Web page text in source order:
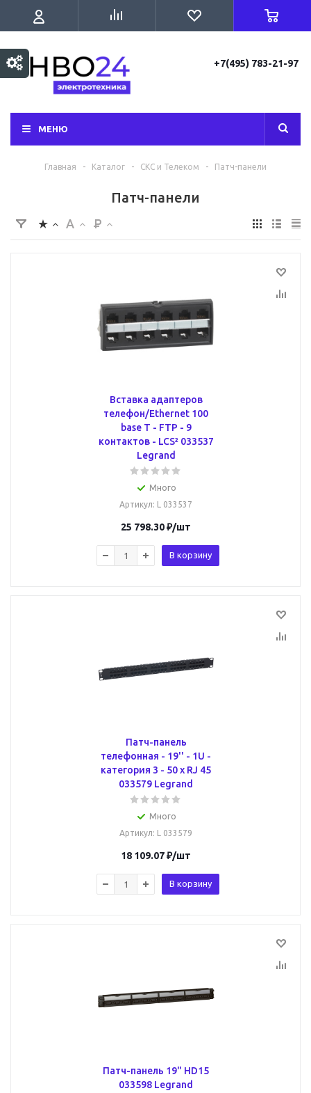
+7(495) 783-21-97
МЕНЮ
Главная - Каталог - СКС и Телеком - Патч-панели
Патч-панели
Вставка адаптеров
телефон/Ethernet 100
base T - FTP - 9
контактов - LCS² 033537
Legrand
Много
Артикул: L 033537
25 798.30₽/шт
В корзину
Патч-панель
телефонная - 19'' - 1U -
категория 3 - 50 x RJ 45
033579 Legrand
Много
Артикул: L 033579
18 109.07₽/шт
В корзину
Патч-панель 19" HD15
033598 Legrand